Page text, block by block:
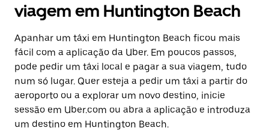
viagem em Huntington Beach
Apanhar um táxi em Huntington Beach ficou mais
fácil com a aplicação da Uber. Em poucos passos,
pode pedir um táxi local e pagar a sua viagem, tudo
num só lugar. Quer esteja a pedir um táxi a partir do
aeroporto ou a explorar um novo destino, inicie
sessão em Uber.com ou abra a aplicação e introduza
um destino em Huntington Beach.